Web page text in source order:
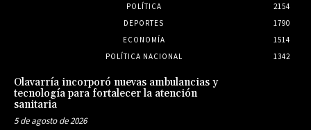
POLÍTICA
2154
DEPORTES
1790
ECONOMÍA
1514
POLÍTICA NACIONAL
1342
Olavarría incorporó nuevas ambulancias y
tecnología para fortalecer la atención
sanitaria
5 de agosto de 2026